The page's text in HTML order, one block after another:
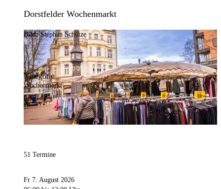
Dorstfelder Wochenmarkt
Bild:Stephan Schütze
Kategorie
Wochenmarkt
51 Termine
Fr 7. August 2026